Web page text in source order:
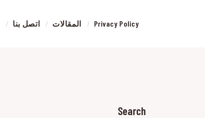
اتصل بنا المقالات Privacy Policy
Search